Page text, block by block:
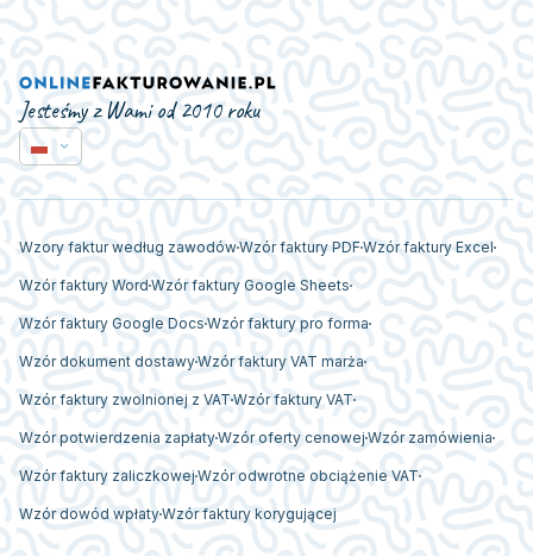
Jesteśmy z Wami od 2010 roku
Wzory faktur według zawodówWzór faktury PDF Wzór faktury Excel
Wzór faktury Word Wzór faktury Google Sheets
Wzór faktury Google Docs Wzór faktury pro forma
Wzór dokument dostawyWzór faktury VAT marża
Wzór faktury zwolnionej z VAT Wzór faktury VAT
Wzór potwierdzenia zapłatyWzór oferty cenowej Wzór zamówienia
Wzór faktury zaliczkowej Wzór odwrotne obciążenie VAT
Wzór dowód wpłatyWzór faktury korygującej